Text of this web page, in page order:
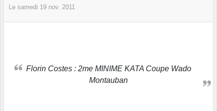
Le samedi 19 nov. 2011
Florin Costes : 2me MINIME KATA Coupe Wado
Montauban